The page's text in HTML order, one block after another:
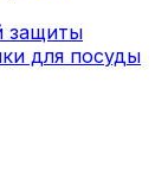
защиты
для посуды